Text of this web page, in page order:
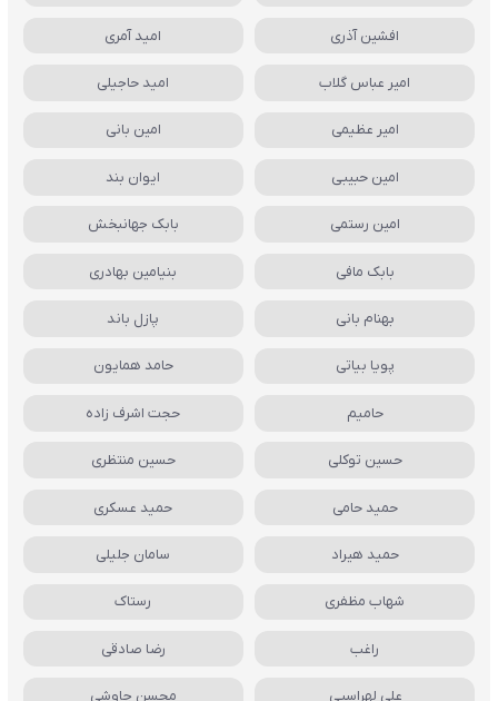
افشین آذری امید آمری
امیر عباس گلاب امید حاجیلی
امیر عظیمی امین بانی
امین حبیبی ایوان بند
امین رستمی بابک جهانبخش
بابک مافی بنیامین بهادری
بهنام بانی پازل باند
پویا بیاتی حامد همایون
حامیم حجت اشرف زاده
حسین توکلی حسین منتظری
حمید حامی حمید عسکری
حمید هیراد سامان جلیلی
شهاب مظفری رستاک
راغب رضا صادقی
علی لهراسبی محسن چاوشی